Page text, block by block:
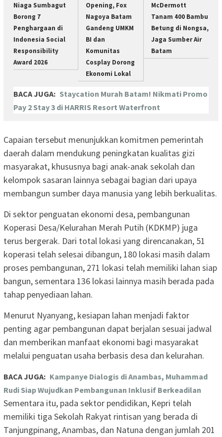
Niaga Sumbagut
Borong 7
Penghargaan di
Indonesia Social
Responsibility
Award 2026
Opening, Fox
Nagoya Batam
Gandeng UMKM
BI dan
Komunitas
Cosplay Dorong
Ekonomi Lokal
McDermott
Tanam 400 Bambu
Betung di Nongsa,
Jaga Sumber Air
Batam
BACA JUGA: Staycation Murah Batam! Nikmati Promo
Pay 2 Stay 3 di HARRIS Resort Waterfront
Capaian tersebut menunjukkan komitmen pemerintah
daerah dalam mendukung peningkatan kualitas gizi
masyarakat, khususnya bagi anak-anak sekolah dan
kelompok sasaran lainnya sebagai bagian dari upaya
membangun sumber daya manusia yang lebih berkualitas.
Di sektor penguatan ekonomi desa, pembangunan
Koperasi Desa/Kelurahan Merah Putih (KDKMP) juga
terus bergerak. Dari total lokasi yang direncanakan, 51
koperasi telah selesai dibangun, 180 lokasi masih dalam
proses pembangunan, 271 lokasi telah memiliki lahan siap
bangun, sementara 136 lokasi lainnya masih berada pada
tahap penyediaan lahan.
Menurut Nyanyang, kesiapan lahan menjadi faktor
penting agar pembangunan dapat berjalan sesuai jadwal
dan memberikan manfaat ekonomi bagi masyarakat
melalui penguatan usaha berbasis desa dan kelurahan.
BACA JUGA: Kampanye Dialogis di Anambas, Muhammad
Rudi Siap Wujudkan Pembangunan Inklusif Berkeadilan
Sementara itu, pada sektor pendidikan, Kepri telah
memiliki tiga Sekolah Rakyat rintisan yang berada di
Tanjungpinang, Anambas, dan Natuna dengan jumlah 201